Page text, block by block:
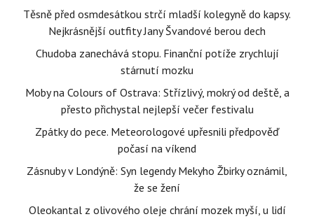
Těsně před osmdesátkou strčí mladší kolegyně do kapsy.
Nejkrásnější outfity Jany Švandové berou dech
Chudoba zanechává stopu. Finanční potíže zrychlují
stárnutí mozku
Moby na Colours of Ostrava: Střízlivý, mokrý od deště, a
přesto přichystal nejlepší večer festivalu
Zpátky do pece. Meteorologové upřesnili předpověď
počasí na víkend
Zásnuby v Londýně: Syn legendy Mekyho Žbirky oznámil,
že se žení
Oleokantal z olivového oleje chrání mozek myší, u lidí